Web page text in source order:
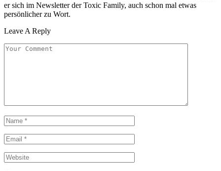
er sich im Newsletter der Toxic Family, auch schon mal etwas
persönlicher zu Wort.
Leave A Reply